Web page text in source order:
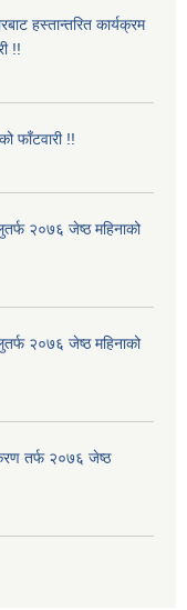
हस्तान्तरित कार्यक्रम
!!
फाँटवारी !!
२०७६ जेष्ठ महिनाको
२०७६ जेष्ठ महिनाको
तर्फ २०७६ जेष्ठ